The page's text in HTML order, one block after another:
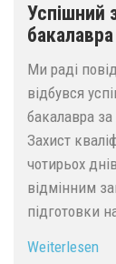
Успішний
Ми раді
відбувся
бакалавра
Захист
чотирьох
відмінним
підготовки
Weiterlesen